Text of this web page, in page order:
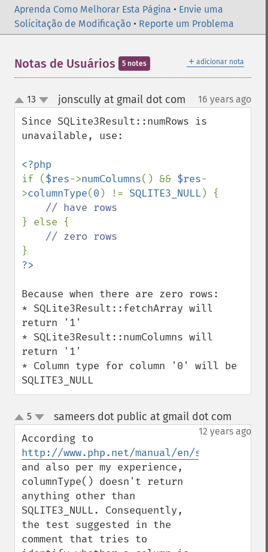
Aprenda Como Melhorar Esta Página • Envie uma
Solicitação de Modificação • Reporte um Problema
＋ adicionar nota
Notas de Usuários 5 notes
up
down
13 jonscully at gmail dot com 16 years ago
Since SQLite3Result::numRows is
unavailable, use:
if ($res->numColumns() && $res-
>columnType(0 ) != SQLITE3_NULL) {
} else {
Because when there are zero rows:
* SQLite3Result::fetchArray will
return '1'
* SQLite3Result::numColumns will
return '1'
* Column type for column '0' will be
SQLITE3_NULL
up
down
5 sameers dot public at gmail dot com
12 years ago
http://www.php.net/manual/en/
and also per my experience,
columnType() doesn't return
anything other than
SQLITE3_NULL. Consequently,
the test suggested in the
comment that tries to